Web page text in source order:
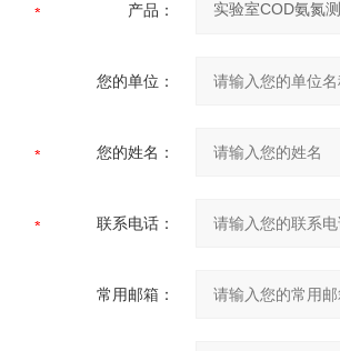
产品：
您的单位：
您的姓名：
联系电话：
常用邮箱：